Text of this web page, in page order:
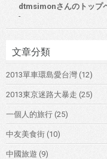
dtmsimonさんのトップ
-
文章分類
2013單車環島愛台灣 (12)
2013東京迷路大暴走 (25)
一個人的旅行 (25)
中友美食街 (10)
中國旅遊 (9)